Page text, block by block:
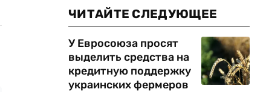
ЧИТАЙТЕ СЛЕДУЮЩЕЕ
У Евросоюза просят
выделить средства на
кредитную поддержку
украинских фермеров